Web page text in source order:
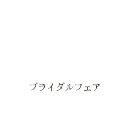
ブライダルフェア